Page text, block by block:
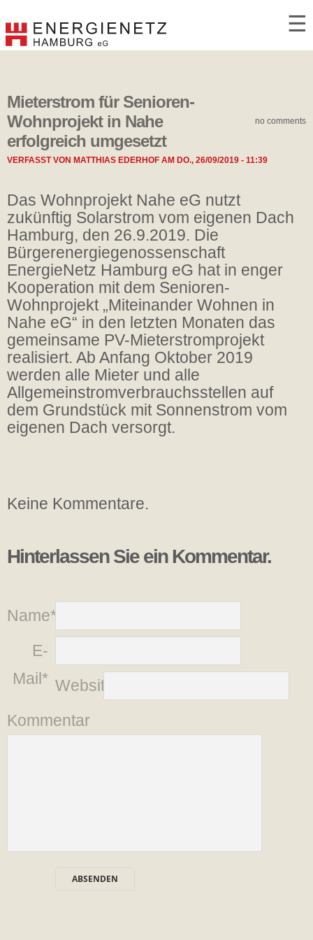
☰
no comments
Mieterstrom für Senioren-
Wohnprojekt in Nahe
erfolgreich umgesetzt
VERFASST VON MATTHIAS EDERHOFAM DO., 26/09/2019 - 11:39
Das Wohnprojekt Nahe eG nutzt
zukünftig Solarstrom vom eigenen Dach
Hamburg, den 26.9.2019. Die
Bürgerenergiegenossenschaft
EnergieNetz Hamburg eG hat in enger
Kooperation mit dem Senioren-
Wohnprojekt „Miteinander Wohnen in
Nahe eG“ in den letzten Monaten das
gemeinsame PV-Mieterstromprojekt
realisiert. Ab Anfang Oktober 2019
werden alle Mieter und alle
Allgemeinstromverbrauchsstellen auf
dem Grundstück mit Sonnenstrom vom
eigenen Dach versorgt.
Keine Kommentare.
Hinterlassen Sie ein Kommentar.
Name*
E-
Mail* Website
Kommentar